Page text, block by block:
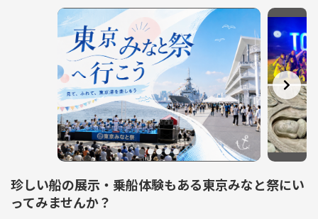
珍しい船の展示・乗船体験もある東京みなと祭にい
ってみませんか？